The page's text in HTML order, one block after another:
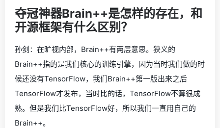
夺冠神器Brain++是怎样的存在，和
开源框架有什么区别？
孙剑：在旷视内部，Brain++有两层意思。狭义的
Brain++指的是我们核心的训练引擎，因为当时我们做的时
候还没有TensorFlow，我们Brain++第一版出来之后
TensorFlow才发布，当时比的话，TensorFlow不算很成
熟。但是我们比TensorFlow好，所以我们一直用自己的
Brain++。